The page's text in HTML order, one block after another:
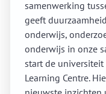
samenwerking
geeft
onderwijs,
onderwijs in onze
start de universiteit
Learning Centre.